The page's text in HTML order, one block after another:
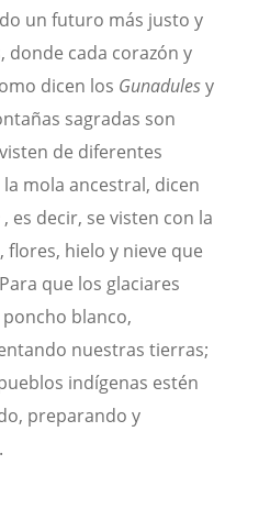
un futuro más justo y
cada corazón y
dicen los Gunadulesy
sagradas son
de diferentes
mola ancestral, dicen
, es decir, se visten con la
hielo y nieve que
que los glaciares
blanco,
nuestras tierras;
indígenas estén
preparando y